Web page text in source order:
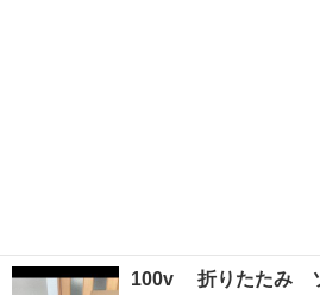
100v 折りたたみ